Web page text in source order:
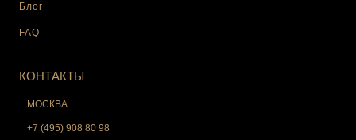
Блог
FAQ
КОНТАКТЫ
МОСКВА
+7 (495) 908 80 98